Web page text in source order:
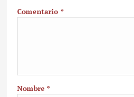
Comentario *
Nombre*